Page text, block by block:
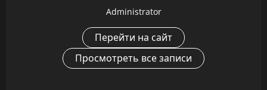
Administrator
Перейти на сайт
Просмотреть все записи